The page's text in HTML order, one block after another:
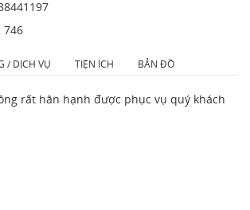
746
/ DỊCH VỤ TIỆN ÍCH BẢN ĐỒ
rất hân hạnh được phục vụ quý khách